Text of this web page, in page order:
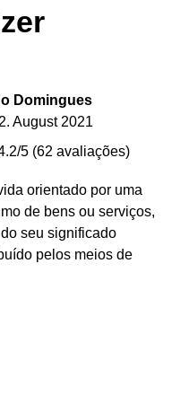
Domingues
August 2021
5 (62 avaliações)
orientado por uma
de bens ou serviços,
seu significado
pelos meios de